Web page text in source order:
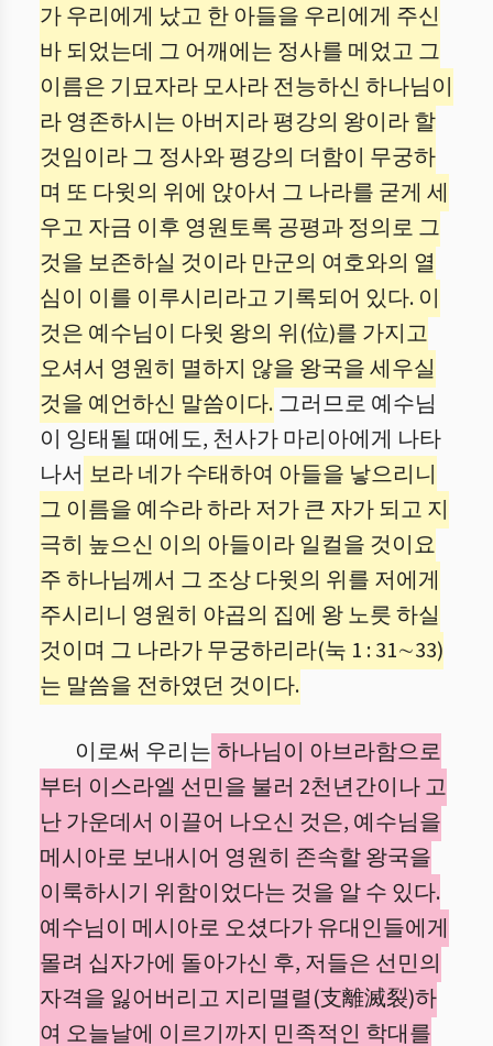
가 우리에게 났고 한 아들을 우리에게 주신
바 되었는데 그 어깨에는 정사를 메었고 그
이름은 기묘자라 모사라 전능하신 하나님이
라 영존하시는 아버지라 평강의 왕이라 할
것임이라 그 정사와 평강의 더함이 무궁하
며 또 다윗의 위에 앉아서 그 나라를 굳게 세
우고 자금 이후 영원토록 공평과 정의로 그
것을 보존하실 것이라 만군의 여호와의 열
심이 이를 이루시리라고 기록되어 있다. 이
것은 예수님이 다윗 왕의 위(位)를 가지고
오셔서 영원히 멸하지 않을 왕국을 세우실
것을 예언하신 말씀이다. 그러므로 예수님
이 잉태될 때에도, 천사가 마리아에게 나타
나서 보라 네가 수태하여 아들을 낳으리니
그 이름을 예수라 하라 저가 큰 자가 되고 지
극히 높으신 이의 아들이라 일컬을 것이요
주 하나님께서 그 조상 다윗의 위를 저에게
주시리니 영원히 야곱의 집에 왕 노릇 하실
것이며 그 나라가 무궁하리라(눅 1 : 31∼33)
는 말씀을 전하였던 것이다.
이로써 우리는 하나님이 아브라함으로
부터 이스라엘 선민을 불러 2천년간이나 고
난 가운데서 이끌어 나오신 것은, 예수님을
메시아로 보내시어 영원히 존속할 왕국을
이룩하시기 위함이었다는 것을 알 수 있다.
예수님이 메시아로 오셨다가 유대인들에게
몰려 십자가에 돌아가신 후, 저들은 선민의
자격을 잃어버리고 지리멸렬(支離滅裂)하
여 오늘날에 이르기까지 민족적인 학대를